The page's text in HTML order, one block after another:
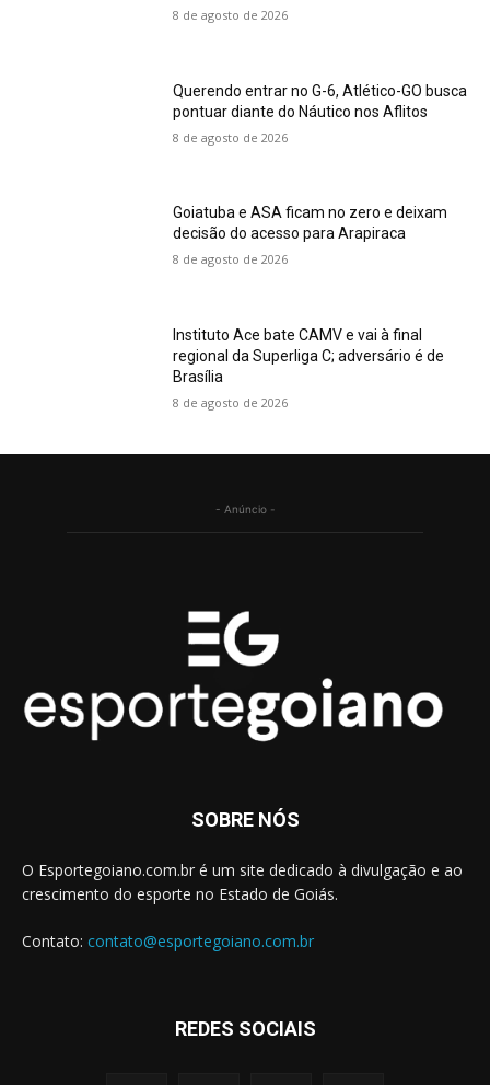
8 de agosto de 2026
Querendo entrar no G-6, Atlético-GO busca
pontuar diante do Náutico nos Aflitos
8 de agosto de 2026
Goiatuba e ASA ficam no zero e deixam
decisão do acesso para Arapiraca
8 de agosto de 2026
Instituto Ace bate CAMV e vai à final
regional da Superliga C; adversário é de
Brasília
8 de agosto de 2026
- Anúncio -
SOBRE NÓS
O Esportegoiano.com.br é um site dedicado à divulgação e ao
crescimento do esporte no Estado de Goiás.
Contato: contato@esportegoiano.com.br
REDES SOCIAIS